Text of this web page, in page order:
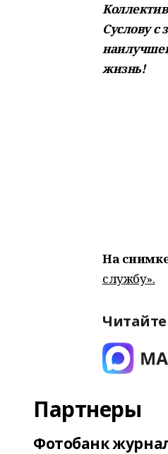
Суслову с
жизнь!
На
службу».
Партнеры
Фотобанк